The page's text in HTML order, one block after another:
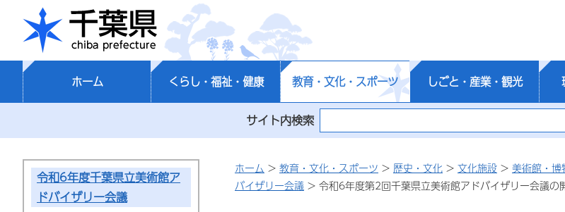
千葉県
ホーム くらし・福祉・健康 教育・文化・スポーツ しごと・産業・観光
サイト内検索
令和6年度千葉県立美術館ア
ドバイザリー会議
ホーム > 教育・文化・スポーツ > 歴史・文化 > 文化施設 > 美術館・博
バイザリー会議 > 令和6年度第2回千葉県立美術館アドバイザリー会議の